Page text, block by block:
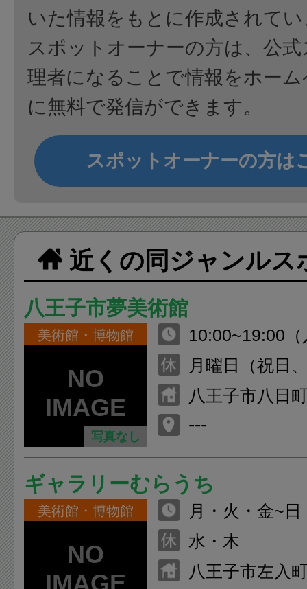
いた情報をもとに作成されて
スポットオーナーの方は、公
理者になることで情報をホー
に無料で発信ができます。
スポットオーナーの方は
近くの同ジャンルス
八王子市夢美術館
美術館・博物館
写真なし
10:00~19:00
まで）
月曜日（祝日
合は翌日）
八王子市八日
---
ギャラリーむらうち
美術館・博物館
月・火・金~
水・木
八王子市左入